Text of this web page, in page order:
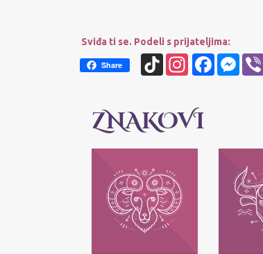
Sviđa ti se. Podeli s prijateljima:
Share
TikTok InstagramFacebook
ZNAKOVI
OVAN
Njihov moto je: Ja sam!
Najvažnije im je da svako
može da bude ono što jeste,
bez pretvaranja.
Njihov
da zadrže